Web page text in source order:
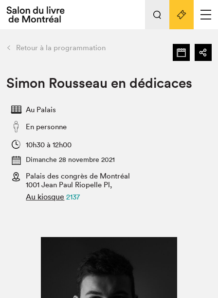
Espace exposant⋅e⋅s
Espace enseignant·e·s
L'événement
Préparer sa visite au Salon
Actualités
SLM PRO
retour Nos activités
Préparer sa visite
Salon au Palais
Projets partenaires
Liens pratiques
Retour à la programmation
Simon Rousseau en dédicaces
Au Palais
En personne
10h30 à 12h00
Dimanche 28 novembre 2021
Palais des congrès de Montréal
1001 Jean Paul Riopelle Pl,
Au kiosque 2137